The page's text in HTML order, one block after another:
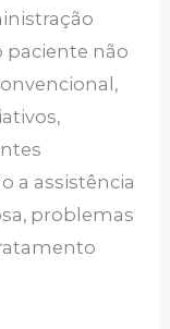
paciente não
a assistência
problemas